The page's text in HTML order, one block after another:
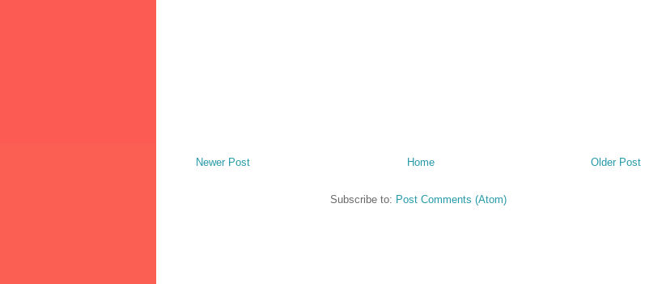
Newer Post Older Post
Home
Subscribe to: Post Comments (Atom)